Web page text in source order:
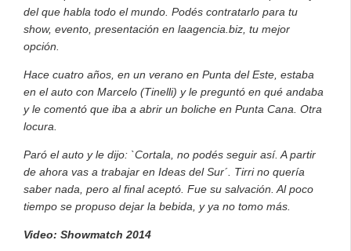
del que habla todo el mundo. Podés contratarlo para tu
show, evento, presentación en laagencia.biz, tu mejor
opción.
Hace cuatro años, en un verano en Punta del Este, estaba
en el auto con Marcelo (Tinelli) y le preguntó en qué andaba
y le comentó que iba a abrir un boliche en Punta Cana. Otra
locura.
Paró el auto y le dijo: `Cortala, no podés seguir así. A partir
de ahora vas a trabajar en Ideas del Sur´. Tirri no quería
saber nada, pero al final aceptó. Fue su salvación. Al poco
tiempo se propuso dejar la bebida, y ya no tomo más.
Video: Showmatch 2014